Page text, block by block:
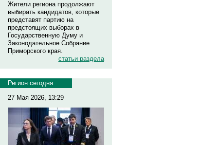
Жители региона продолжают
выбирать кандидатов, которые
представят партию на
предстоящих выборах в
Государственную Думу и
Законодательное Собрание
Приморского края.
статьи раздела
Регион сегодня
27 Мая 2026, 13:29